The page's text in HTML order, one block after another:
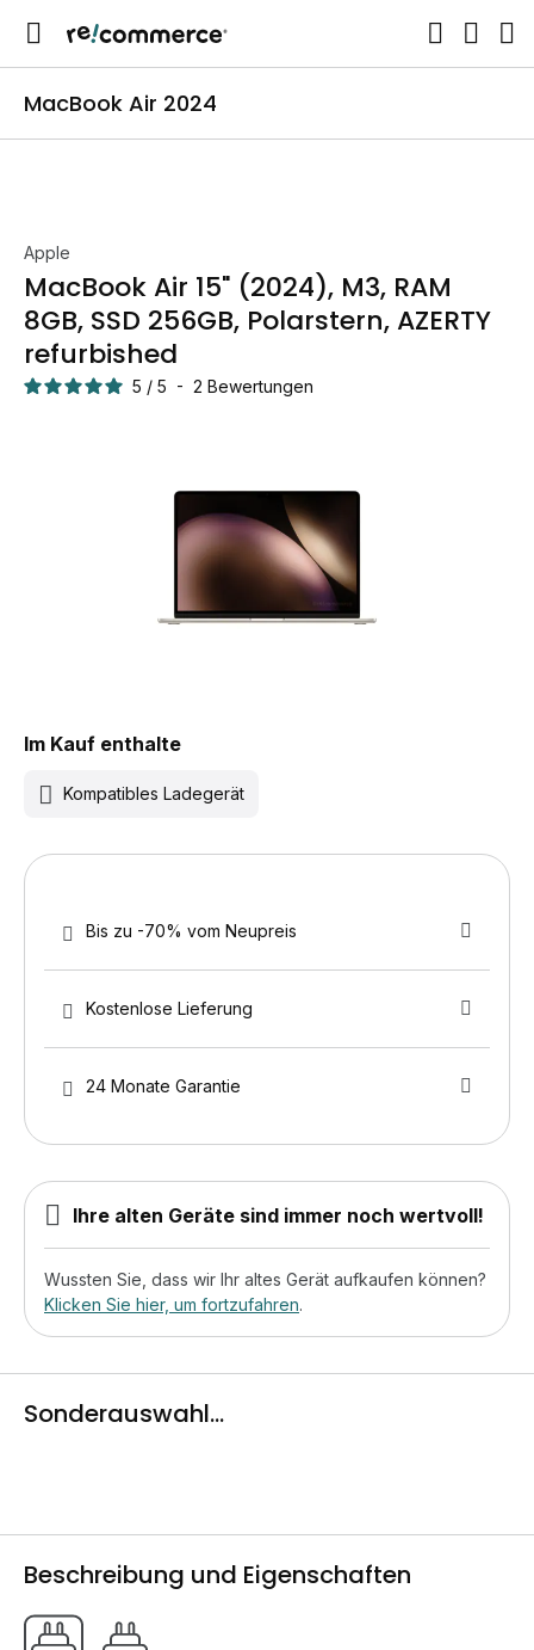
MacBook Air 2024
Apple
MacBook Air 15" (2024), M3, RAM
8GB, SSD 256GB, Polarstern, AZERTY
refurbished
5 / 5 - 2 Bewertungen
Im Kauf enthalte
Kompatibles Ladegerät
Bis zu -70% vom Neupreis
Kostenlose Lieferung
24 Monate Garantie
Ihre alten Geräte sind immer noch wertvoll!
Wussten Sie, dass wir Ihr altes Gerät aufkaufen können?
Klicken Sie hier, um fortzufahren.
Sonderauswahl...
Beschreibung und Eigenschaften